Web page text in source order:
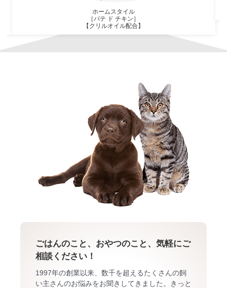
ホームスタイル
［パテ ド チキン］
【クリルオイル配合】
ごはんのこと、おやつのこと、気軽にご
相談ください！
1997年の創業以来、数千を超えるたくさんの飼
い主さんのお悩みをお聞きしてきました。きっと